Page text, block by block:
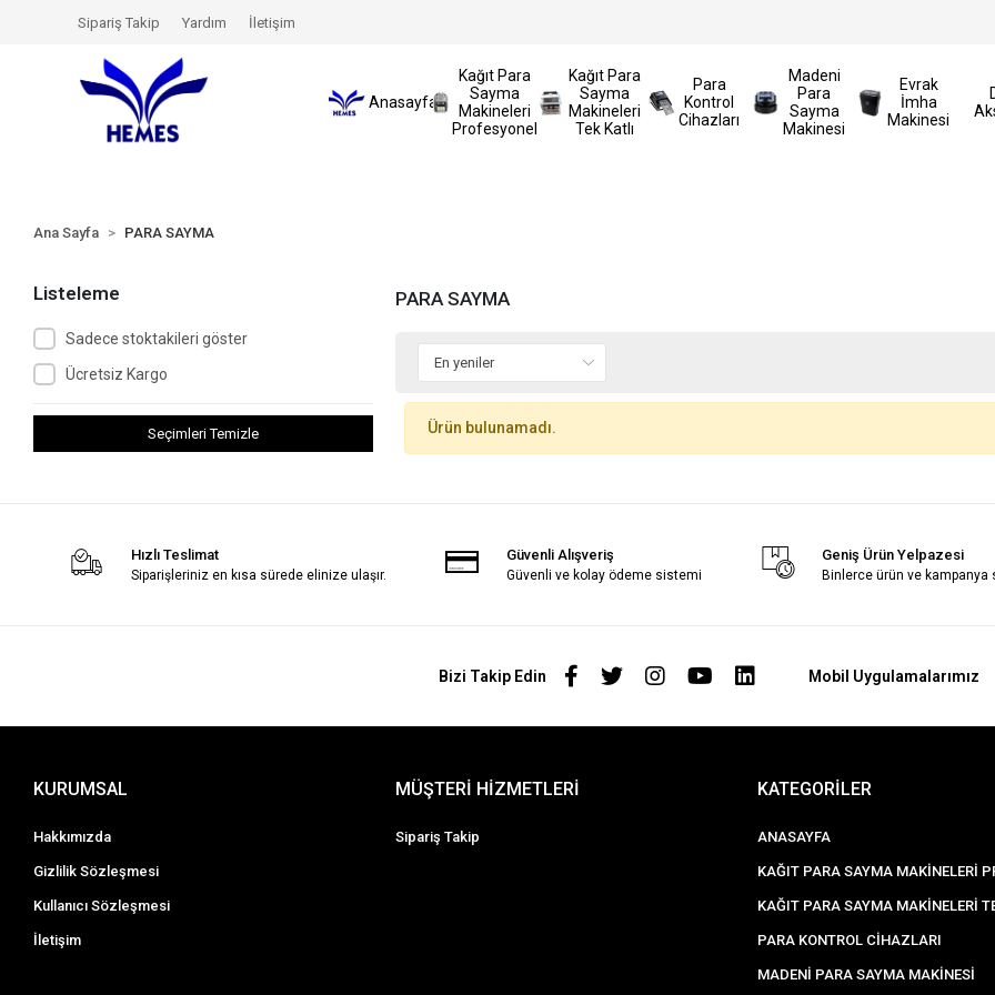
İle Yetkili Servis Hizmetleri ve Türkiye Distribütörlüğü En Uygun Fiyat Seçenekleri İle Yetkili Servis
Sipariş Takip Yardım İletişim
Anasayfa
Kağıt Para
Sayma
Makineleri
Profesyonel
Kağıt Para
Sayma
Makineleri
Tek Katlı
Para
Kontrol
Cihazları
Madeni
Para
Sayma
Makinesi
Evrak
İmha
Makinesi
Ana Sayfa PARA SAYMA
Listeleme
Sadece stoktakileri göster
Ücretsiz Kargo
Seçimleri Temizle
PARA SAYMA
Ürün bulunamadı.
Hızlı Teslimat
Siparişleriniz en kısa sürede elinize ulaşır.
Güvenli Alışveriş
Güvenli ve kolay ödeme sistemi
Geniş Ürün Yelpazesi
Binlerce ürün ve kampanya
Bizi Takip Edin Mobil Uygulamalarımız
KURUMSAL
Hakkımızda
Gizlilik Sözleşmesi
Kullanıcı Sözleşmesi
İletişim
MÜŞTERİ HİZMETLERİ
Sipariş Takip
KATEGORİLER
ANASAYFA
KAĞIT PARA SAYMA MAKİNELERİ
KAĞIT PARA SAYMA MAKİNELERİ
PARA KONTROL CİHAZLARI
MADENİ PARA SAYMA MAKİNESİ